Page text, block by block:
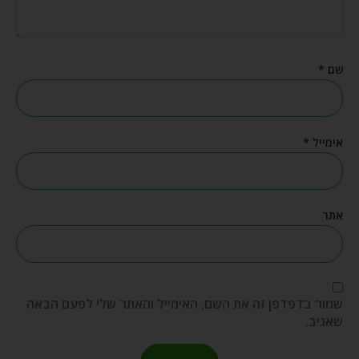
שם*
אימייל*
אתר
שמור בדפדפן זה את השם, האימייל והאתר שלי לפעם הבאה
שאגיב.